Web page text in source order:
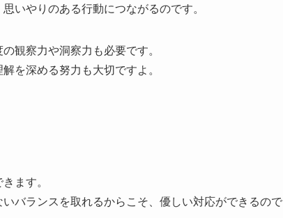
いやりのある行動につながるのです。
観察力や洞察力も必要です。
を深める努力も大切ですよ。
ます。
バランスを取れるからこそ、優しい対応ができるので